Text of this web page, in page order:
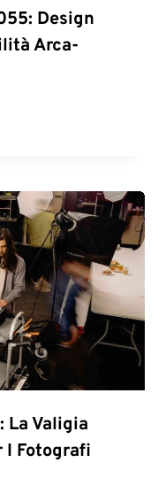
Design
Arca-
La Valigia
I Fotografi